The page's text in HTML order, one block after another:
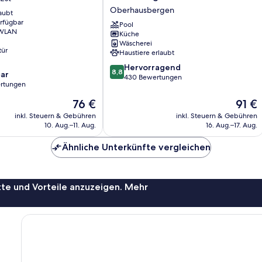
Der
Preis
beträgt
76 €
inkl. Steuern & Gebühren
10. Aug.–11. Aug.
Oberhausbergen
Oberhausbergen
Pool
Küche
Wäscherei
Haustiere erlaubt
8.8
von
8,8 Hervorragend
430 Bewertungen
Der
Preis
beträgt
91 €
inkl. Steuern & Gebühren
16. Aug.–17. Aug.
Ähnliche Unterkünfte vergleichen
und Vorteile anzuzeigen. Mehr